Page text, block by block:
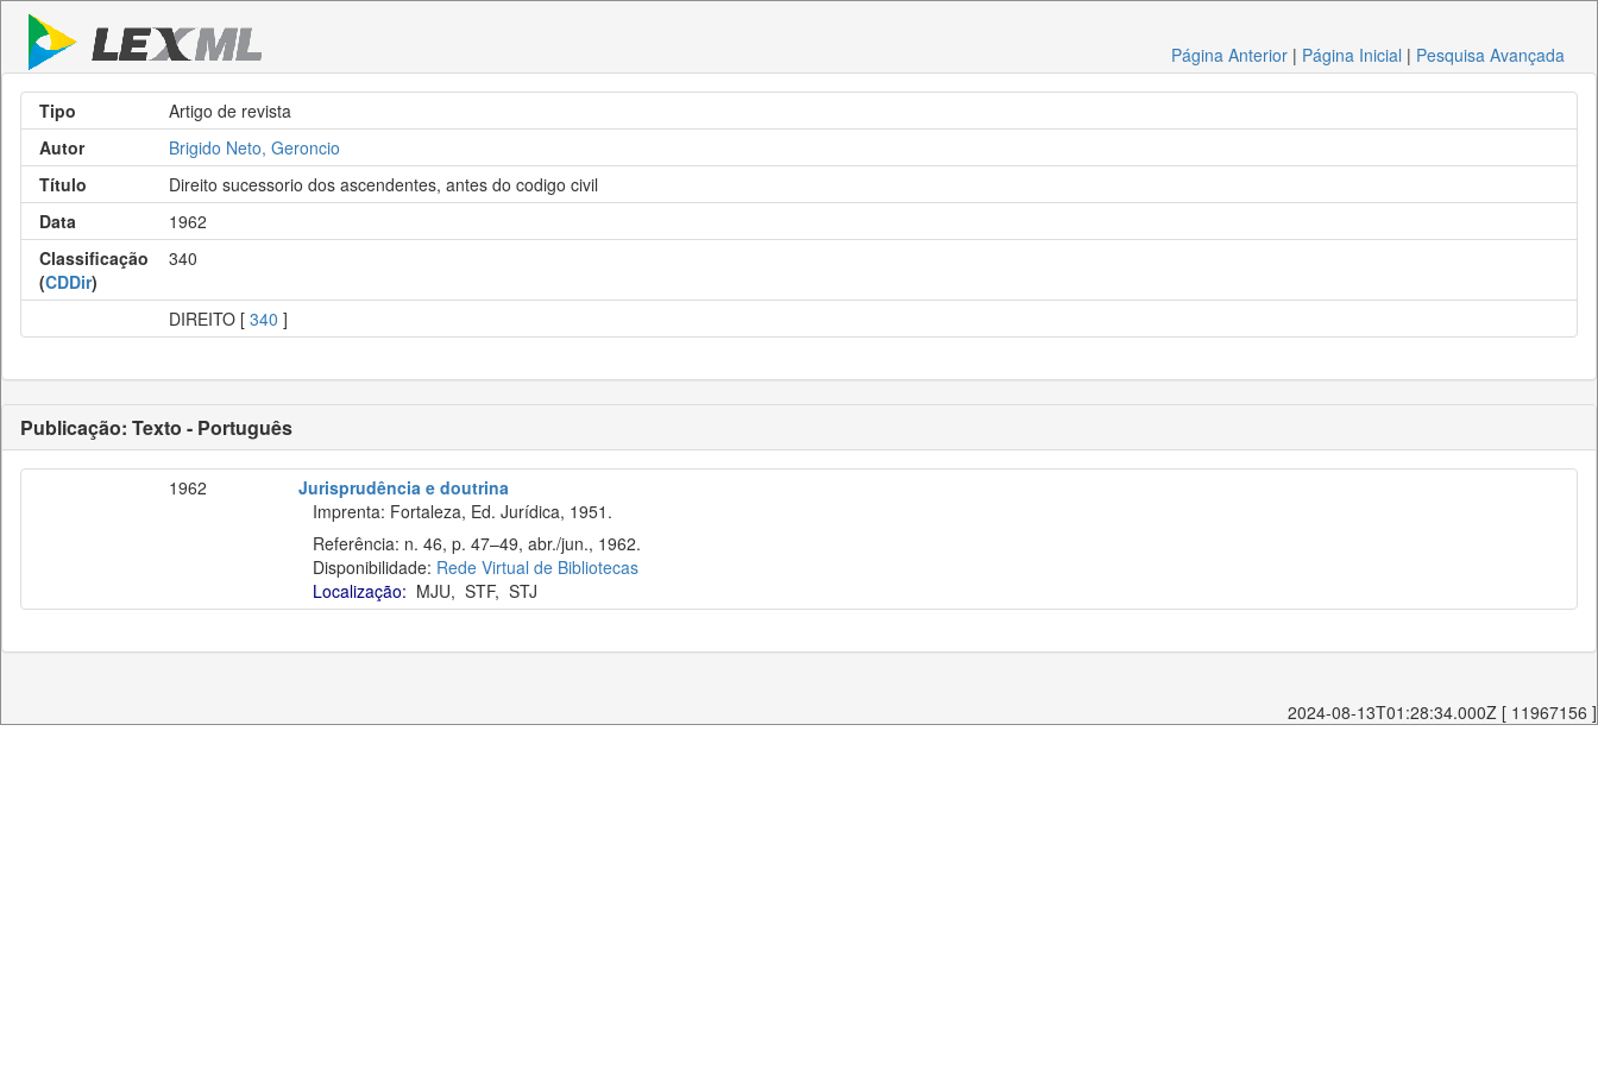
Página Anterior | Página Inicial | Pesquisa Avançada
Tipo
Artigo de revista
Autor
Brigido Neto, Geroncio
Título
Direito sucessorio dos ascendentes, antes do codigo civil
Data
1962
Classificação
(CDDir)
340
DIREITO [ 340 ]
Publicação: Texto - Português
1962
Jurisprudência e doutrina
Imprenta: Fortaleza, Ed. Jurídica, 1951.
Referência: n. 46, p. 47–49, abr./jun., 1962.
Disponibilidade: Rede Virtual de Bibliotecas
Localização: MJU, STF, STJ
2024-08-13T01:28:34.000Z [ 11967156 ]